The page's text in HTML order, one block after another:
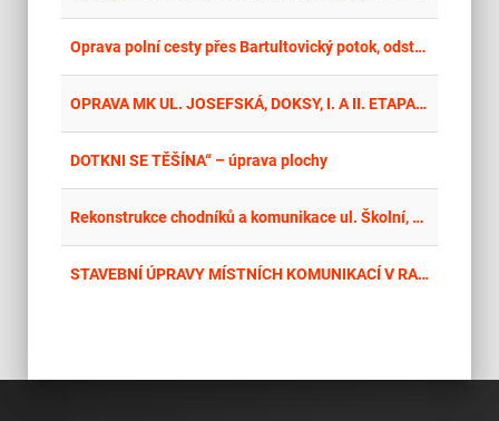
Oprava polní cesty přes Bartultovický potok, odstranění povodňových škod
OPRAVA MK UL. JOSEFSKÁ, DOKSY, I. A II. ETAPA - PODKLADNÍ VRSTVY + KOMUNIKACE
DOTKNI SE TĚŠÍNA“ – úprava plochy
Rekonstrukce chodníků a komunikace ul. Školní, Rožnov pod Radhoštěm - opakované vyhlášení
STAVEBNÍ ÚPRAVY MÍSTNÍCH KOMUNIKACÍ V RAŠKOVICÍCH